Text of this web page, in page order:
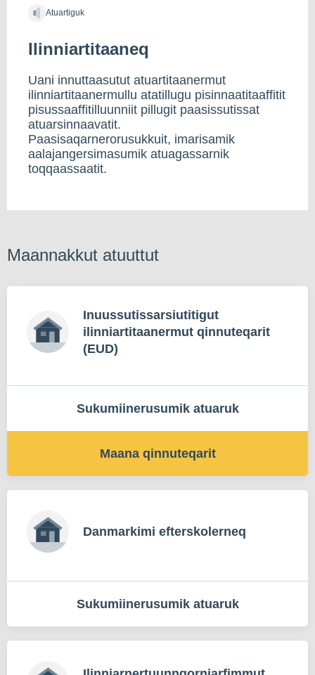
Atuartiguk
Ilinniartitaaneq
Uani innuttaasutut atuartitaanermut
ilinniartitaanermullu atatillugu pisinnaatitaaffitit
pisussaaffitilluunniit pillugit paasissutissat
atuarsinnaavatit.
Paasisaqarnerorusukkuit, imarisamik
aalajangersimasumik atuagassarnik
toqqaassaatit.
Maannakkut atuuttut
Inuussutissarsiutitigut
ilinniartitaanermut qinnuteqarit
(EUD)
Sukumiinerusumik atuaruk
Maana qinnuteqarit
Danmarkimi efterskolerneq
Sukumiinerusumik atuaruk